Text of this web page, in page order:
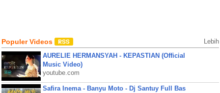
Populer Videos Lebih
AURELIE HERMANSYAH - KEPASTIAN (Official
Music Video)
youtube.com
Safira Inema - Banyu Moto - Dj Santuy Full Bas